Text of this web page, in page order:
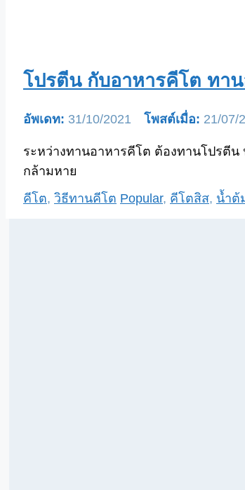
โปรตีน กับอาหารคีโต ทาน
31/10/2021 21/07/
ระหว่างทานอาหารคีโต ต้องทานโปรตี
กล้ามหาย
Categories
คีโต, วิธีทานคีโต Tags
Popular, คีโตสิส, น้ำต้